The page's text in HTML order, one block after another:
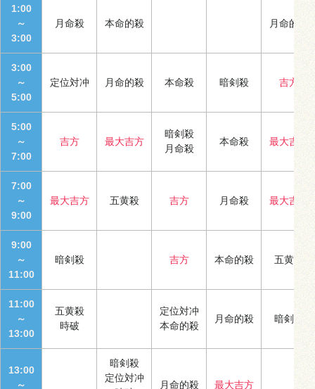
1:00
～
3:00
月命殺 本命的殺 月命的殺
3:00
～
5:00
定位対冲 月命的殺 本命殺 暗剣殺 吉方
5:00
～
7:00
吉方 最大吉方
暗剣殺
月命殺
本命殺 最大吉方
7:00
～
9:00
最大吉方 五黄殺 吉方 月命殺 最大吉方
9:00
～
11:00
暗剣殺 吉方 本命的殺 五黄殺
11:00
～
13:00
五黄殺
時破
定位対冲
本命的殺
月命的殺 暗剣殺
13:00
～
暗剣殺
定位対冲
月命的殺 最大吉方